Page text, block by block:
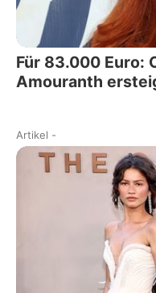
Für 83.000 Euro:
Amouranth
Artikel -